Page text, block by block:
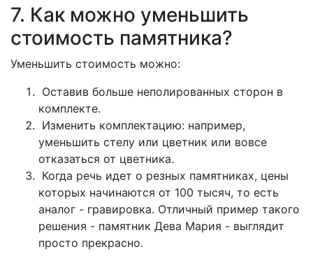
7. Как можно уменьшить
стоимость памятника?
Уменьшить стоимость можно:
Оставив больше неполированных сторон в
комплекте.
Изменить комплектацию: например,
уменьшить стелу или цветник или вовсе
отказаться от цветника.
Когда речь идет о резных памятниках, цены
которых начинаются от 100 тысяч, то есть
аналог - гравировка. Отличный пример такого
решения - памятник Дева Мария - выглядит
просто прекрасно.